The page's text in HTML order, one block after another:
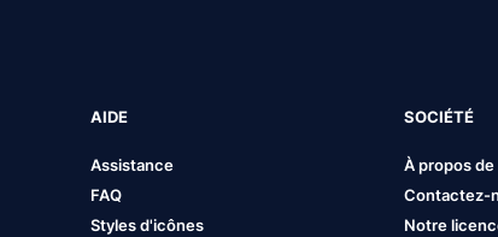
AIDE
Assistance
FAQ
Styles d'icônes
SOCIÉTÉ
À propos de
Contactez-
Notre